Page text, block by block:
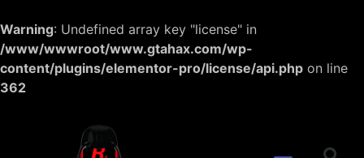
Warning: Undefined array key "license" in
/www/wwwroot/www.gtahax.com/wp-
content/plugins/elementor-pro/license/api.php on line
362